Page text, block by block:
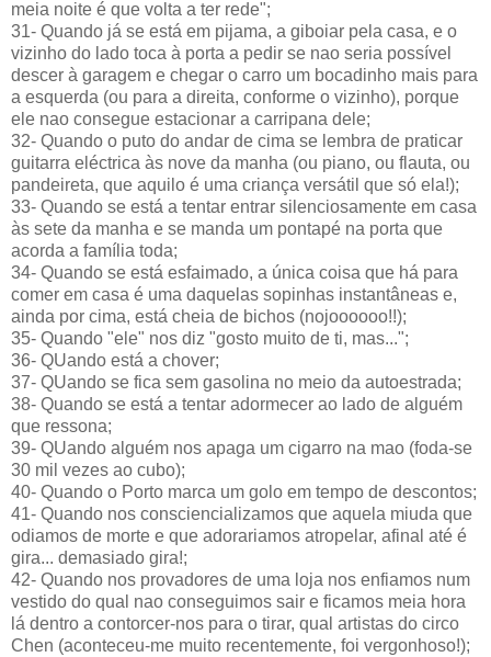
meia noite é que volta a ter rede";
31- Quando já se está em pijama, a giboiar pela casa, e o
vizinho do lado toca à porta a pedir se nao seria possível
descer à garagem e chegar o carro um bocadinho mais para
a esquerda (ou para a direita, conforme o vizinho), porque
ele nao consegue estacionar a carripana dele;
32- Quando o puto do andar de cima se lembra de praticar
guitarra eléctrica às nove da manha (ou piano, ou flauta, ou
pandeireta, que aquilo é uma criança versátil que só ela!);
33- Quando se está a tentar entrar silenciosamente em casa
às sete da manha e se manda um pontapé na porta que
acorda a família toda;
34- Quando se está esfaimado, a única coisa que há para
comer em casa é uma daquelas sopinhas instantâneas e,
ainda por cima, está cheia de bichos (nojoooooo!!);
35- Quando "ele" nos diz "gosto muito de ti, mas...";
36- QUando está a chover;
37- QUando se fica sem gasolina no meio da autoestrada;
38- Quando se está a tentar adormecer ao lado de alguém
que ressona;
39- QUando alguém nos apaga um cigarro na mao (foda-se
30 mil vezes ao cubo);
40- Quando o Porto marca um golo em tempo de descontos;
41- Quando nos consciencializamos que aquela miuda que
odiamos de morte e que adorariamos atropelar, afinal até é
gira... demasiado gira!;
42- Quando nos provadores de uma loja nos enfiamos num
vestido do qual nao conseguimos sair e ficamos meia hora
lá dentro a contorcer-nos para o tirar, qual artistas do circo
Chen (aconteceu-me muito recentemente, foi vergonhoso!);